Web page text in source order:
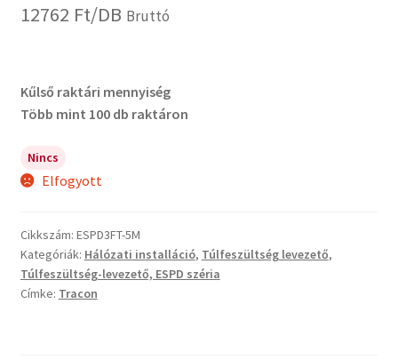
12762 Ft/DB Bruttó
Kűlső raktári mennyiség
Több mint 100 db raktáron
Nincs
Elfogyott
Cikkszám: ESPD3FT-5M
Kategóriák: Hálózati installáció, Túlfeszültség levezető,
Túlfeszültség-levezető, ESPD széria
Címke: Tracon